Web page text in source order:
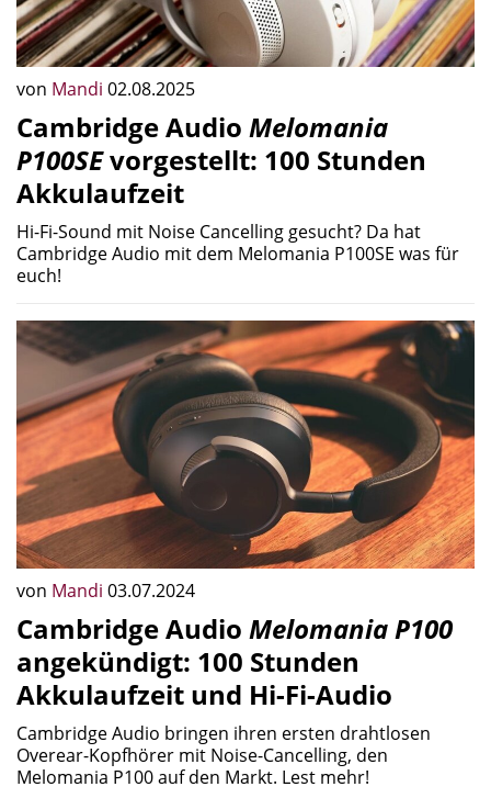
von Mandi 02.08.2025
Cambridge Audio Melomania
P100SEvorgestellt: 100 Stunden
Akkulaufzeit
Hi-Fi-Sound mit Noise Cancelling gesucht? Da hat
Cambridge Audio mit dem Melomania P100SE was für
euch!
von Mandi 03.07.2024
Cambridge Audio Melomania P100
angekündigt: 100 Stunden
Akkulaufzeit und Hi-Fi-Audio
Cambridge Audio bringen ihren ersten drahtlosen
Overear-Kopfhörer mit Noise-Cancelling, den
Melomania P100 auf den Markt. Lest mehr!